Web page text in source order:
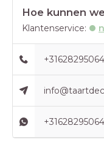
Hoe kunnen
Klantenservice:
+31628295064
+31628295064